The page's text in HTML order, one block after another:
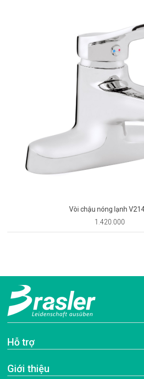
Vòi chậu nóng lạnh
1.420.000
Hỗ trợ
Giới thiệu